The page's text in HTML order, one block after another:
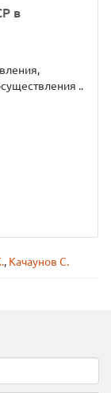
в
..
, Качаунов С.